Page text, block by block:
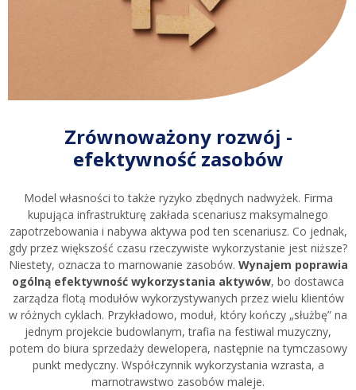
Zrównoważony rozwój -
efektywność zasobów
Model własności to także ryzyko zbędnych nadwyżek. Firma
kupująca infrastrukturę zakłada scenariusz maksymalnego
zapotrzebowania i nabywa aktywa pod ten scenariusz. Co jednak,
gdy przez większość czasu rzeczywiste wykorzystanie jest niższe?
Niestety, oznacza to marnowanie zasobów. Wynajem poprawia
ogólną efektywność wykorzystania aktywów, bo dostawca
zarządza flotą modułów wykorzystywanych przez wielu klientów
w różnych cyklach. Przykładowo, moduł, który kończy „służbę” na
jednym projekcie budowlanym, trafia na festiwal muzyczny,
potem do biura sprzedaży dewelopera, następnie na tymczasowy
punkt medyczny. Współczynnik wykorzystania wzrasta, a
marnotrawstwo zasobów maleje.